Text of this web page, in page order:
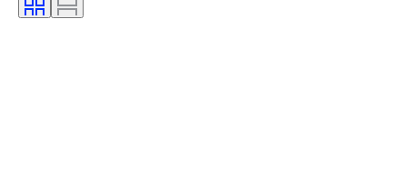
Storlek på skjortkrage